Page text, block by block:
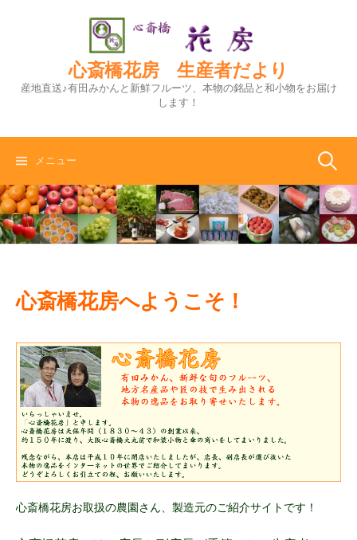
キ
心斎橋花房 生産者だより
産地直送♪有田みかんと新鮮フルーツ、本物の銘品と和小物をお届け
します！
メニュー 検
索:
心斎橋花房へようこそ！
心斎橋花房お取扱の農園さん、製造元のご紹介サイトです！